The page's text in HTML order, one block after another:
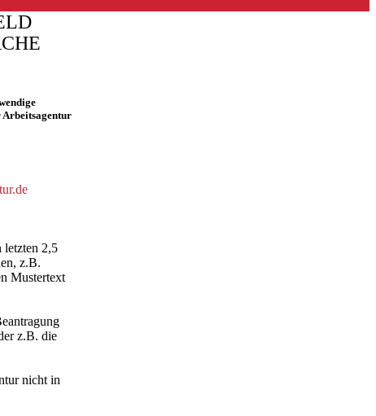
Arbeitsagentur
letzten 2,5
z.B.
Mustertext
z.B. die
nicht in